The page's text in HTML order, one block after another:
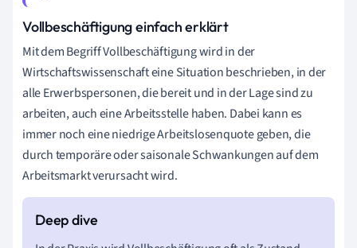
Vollbeschäftigung einfach erklärt
Mit dem Begriff Vollbeschäftigung wird in der
Wirtschaftswissenschaft eine Situation beschrieben, in der
alle Erwerbspersonen, die bereit und in der Lage sind zu
arbeiten, auch eine Arbeitsstelle haben. Dabei kann es
immer noch eine niedrige Arbeitslosenquote geben, die
durch temporäre oder saisonale Schwankungen auf dem
Arbeitsmarkt verursacht wird.